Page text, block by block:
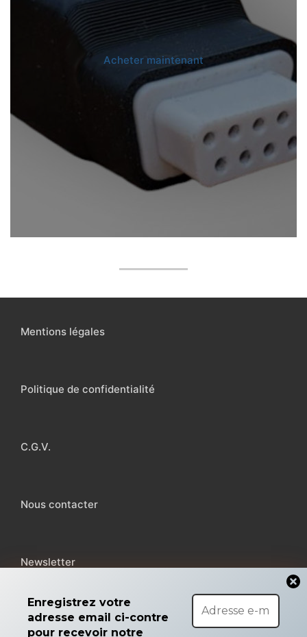
Enregistrez votre
adresse email ci-contre
pour recevoir notre
Acheter maintenant
Mentions légales
Politique de confidentialité
C.G.V.
Nous contacter
Newsletter